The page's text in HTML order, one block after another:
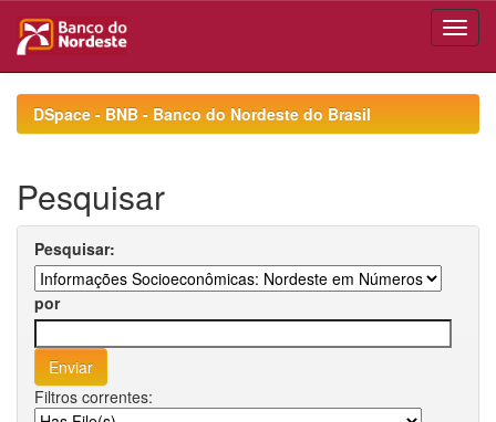
navigationDSpace - BNB - Banco do Nordeste do Brasil
Pesquisar
Pesquisar:
por
Filtros correntes: